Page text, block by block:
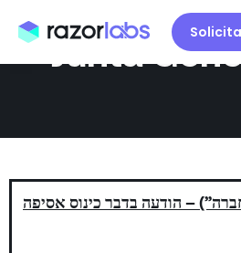
Junta
– הודעה בדבר כינוס אסיפה